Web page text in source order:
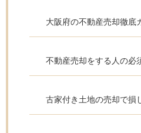
大阪府の不動産売却徹底
不動産売却をする人の必
古家付き土地の売却で損